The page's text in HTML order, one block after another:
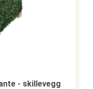
- skillevegg